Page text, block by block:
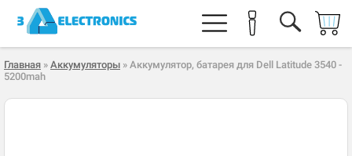
Главная » Аккумуляторы » Аккумулятор, батарея для Dell Latitude 3540 -
5200mah